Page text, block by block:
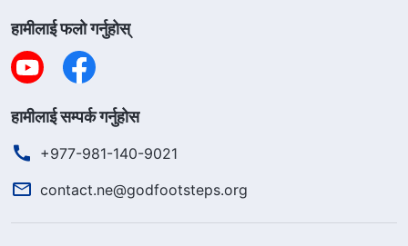
हामीलाई फलो गर्नुहोस्
हामीलाई सम्पर्क गर्नुहोस
+977-981-140-9021
contact.ne@godfootsteps.org